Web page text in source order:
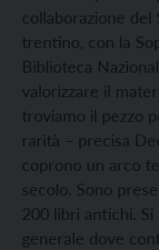
collaborazione del
trentino, con la
Biblioteca
valorizzare il
troviamo il pezzo
rarità – precisa
coprono un arco
secolo. Sono
200 libri antichi.
generale dove